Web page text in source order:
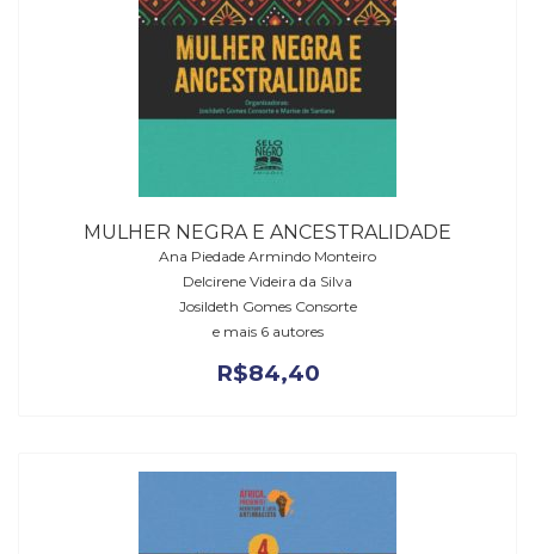
MULHER NEGRA E ANCESTRALIDADE
Ana Piedade Armindo Monteiro
Delcirene Videira da Silva
Josildeth Gomes Consorte
e mais 6 autores
R$84,40